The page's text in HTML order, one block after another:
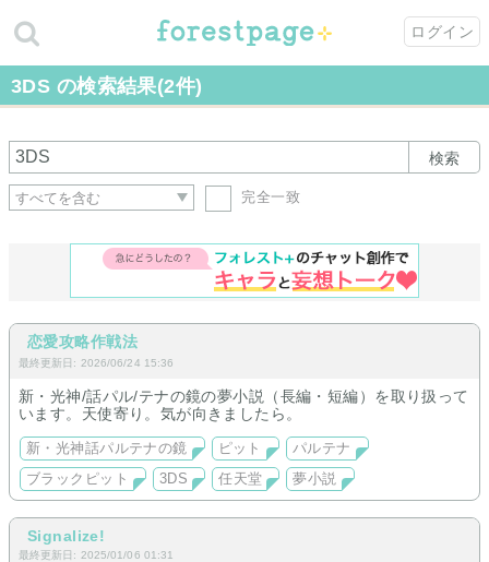
ログイン
3DS の検索結果(2件)
検索
完全一致
恋愛攻略作戦法
最終更新日: 2026/06/24 15:36
新・光神/話パル/テナの鏡の夢小説（長編・短編）を取り扱って
います。天使寄り。気が向きましたら。
新・光神話パルテナの鏡 ピット
パルテナ
ブラックピット
3DS 任天堂 夢小説
Signalize!
最終更新日: 2025/01/06 01:31